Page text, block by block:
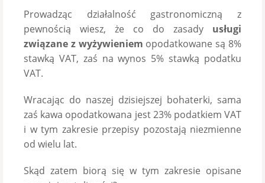
Prowadząc działalność gastronomiczną z
pewnością wiesz, że co do zasady usługi
związane z wyżywieniem opodatkowane są 8%
stawką VAT, zaś na wynos 5% stawką podatku
VAT.
Wracając do naszej dzisiejszej bohaterki, sama
zaś kawa opodatkowana jest 23% podatkiem VAT
i w tym zakresie przepisy pozostają niezmienne
od wielu lat.
Skąd zatem biorą się w tym zakresie opisane